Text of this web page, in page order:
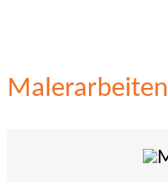
Malerarbeiten